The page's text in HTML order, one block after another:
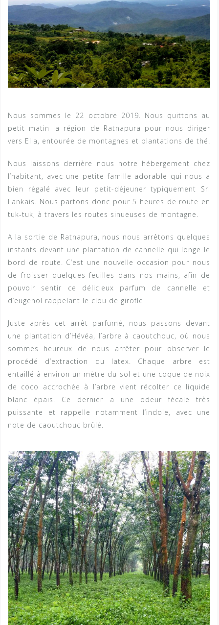
Nous sommes le 22 octobre 2019. Nous quittons au
petit matin la région de Ratnapura pour nous diriger
vers Ella, entourée de montagnes et plantations de thé.
Nous laissons derrière nous notre hébergement chez
l’habitant, avec une petite famille adorable qui nous a
bien régalé avec leur petit-déjeuner typiquement Sri
Lankais. Nous partons donc pour 5 heures de route en
tuk-tuk, à travers les routes sinueuses de montagne.
A la sortie de Ratnapura, nous nous arrêtons quelques
instants devant une plantation de cannelle qui longe le
bord de route. C’est une nouvelle occasion pour nous
de froisser quelques feuilles dans nos mains, afin de
pouvoir sentir ce délicieux parfum de cannelle et
d’eugenol rappelant le clou de girofle.
Juste après cet arrêt parfumé, nous passons devant
une plantation d’Hévéa, l’arbre à caoutchouc, où nous
sommes heureux de nous arrêter pour observer le
procédé d’extraction du latex. Chaque arbre est
entaillé à environ un mètre du sol et une coque de noix
de coco accrochée à l’arbre vient récolter ce liquide
blanc épais. Ce dernier a une odeur fécale très
puissante et rappelle notamment l’indole, avec une
note de caoutchouc brûlé.